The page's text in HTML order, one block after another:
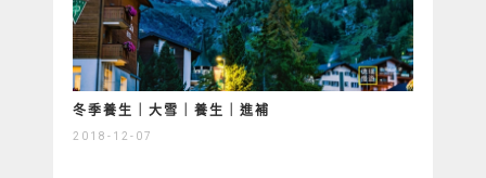
冬季養生｜大雪｜養生｜進補
2018-12-07